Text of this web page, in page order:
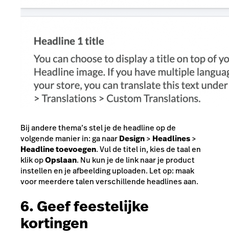
Bij andere thema’s stel je de headline op de
volgende manier in: ga naarDesign> Headlines>
Headline toevoegen. Vul de titel in, kies de taal en
klik opOpslaan. Nu kun je de link naar je product
instellen en je afbeelding uploaden. Let op: maak
voor meerdere talen verschillende headlines aan.
6. Geef feestelijke
kortingen